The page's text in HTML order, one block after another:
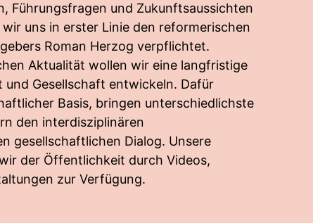
Führungsfragen und Zukunftsaussichten
uns in erster Linie den reformerischen
Roman Herzog verpflichtet.
Aktualität wollen wir eine langfristige
Gesellschaft entwickeln. Dafür
Basis, bringen unterschiedlichste
den interdisziplinären
gesellschaftlichen Dialog. Unsere
der Öffentlichkeit durch Videos,
zur Verfügung.